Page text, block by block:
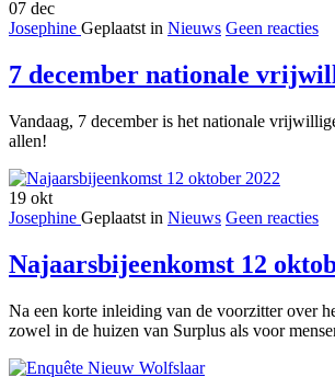
07 dec
Josephine Geplaatst in Nieuws Geen reacties
7 december nationale
Vandaag, 7 december is het nationale
allen!
19 okt
Josephine Geplaatst in Nieuws Geen reacties
Najaarsbijeenkomst 12
Na een korte inleiding van de voorzitter over
zowel in de huizen van Surplus als voor